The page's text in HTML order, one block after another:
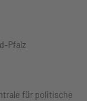
Pfalz
für politische